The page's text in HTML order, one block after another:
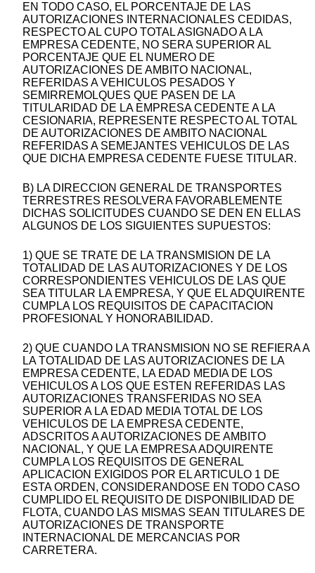
EN TODO CASO, EL PORCENTAJE DE LAS
AUTORIZACIONES INTERNACIONALES CEDIDAS,
RESPECTO AL CUPO TOTAL ASIGNADO A LA
EMPRESA CEDENTE, NO SERA SUPERIOR AL
PORCENTAJE QUE EL NUMERO DE
AUTORIZACIONES DE AMBITO NACIONAL,
REFERIDAS A VEHICULOS PESADOS Y
SEMIRREMOLQUES QUE PASEN DE LA
TITULARIDAD DE LA EMPRESA CEDENTE A LA
CESIONARIA, REPRESENTE RESPECTO AL TOTAL
DE AUTORIZACIONES DE AMBITO NACIONAL
REFERIDAS A SEMEJANTES VEHICULOS DE LAS
QUE DICHA EMPRESA CEDENTE FUESE TITULAR.
B) LA DIRECCION GENERAL DE TRANSPORTES
TERRESTRES RESOLVERA FAVORABLEMENTE
DICHAS SOLICITUDES CUANDO SE DEN EN ELLAS
ALGUNOS DE LOS SIGUIENTES SUPUESTOS:
1) QUE SE TRATE DE LA TRANSMISION DE LA
TOTALIDAD DE LAS AUTORIZACIONES Y DE LOS
CORRESPONDIENTES VEHICULOS DE LAS QUE
SEA TITULAR LA EMPRESA, Y QUE EL ADQUIRENTE
CUMPLA LOS REQUISITOS DE CAPACITACION
PROFESIONAL Y HONORABILIDAD.
2) QUE CUANDO LA TRANSMISION NO SE REFIERA A
LA TOTALIDAD DE LAS AUTORIZACIONES DE LA
EMPRESA CEDENTE, LA EDAD MEDIA DE LOS
VEHICULOS A LOS QUE ESTEN REFERIDAS LAS
AUTORIZACIONES TRANSFERIDAS NO SEA
SUPERIOR A LA EDAD MEDIA TOTAL DE LOS
VEHICULOS DE LA EMPRESA CEDENTE,
ADSCRITOS A AUTORIZACIONES DE AMBITO
NACIONAL, Y QUE LA EMPRESA ADQUIRENTE
CUMPLA LOS REQUISITOS DE GENERAL
APLICACION EXIGIDOS POR EL ARTICULO 1 DE
ESTA ORDEN, CONSIDERANDOSE EN TODO CASO
CUMPLIDO EL REQUISITO DE DISPONIBILIDAD DE
FLOTA, CUANDO LAS MISMAS SEAN TITULARES DE
AUTORIZACIONES DE TRANSPORTE
INTERNACIONAL DE MERCANCIAS POR
CARRETERA.